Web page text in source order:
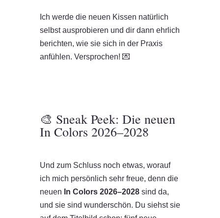
Ich werde die neuen Kissen natürlich
selbst ausprobieren und dir dann ehrlich
berichten, wie sie sich in der Praxis
anfühlen. Versprochen! 💌
🎨 Sneak Peek: Die neuen
In Colors 2026–2028
Und zum Schluss noch etwas, worauf
ich mich persönlich sehr freue, denn die
neuen In Colors 2026–2028sind da,
und sie sind wunderschön. Du siehst sie